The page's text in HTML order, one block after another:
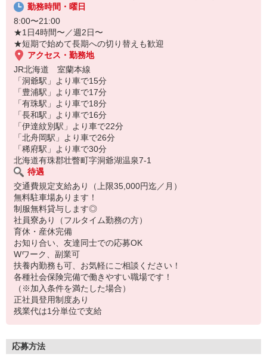
将来を見据えた働き方が叶います◎
勤務時間・曜日
8:00〜21:00
★1日4時間〜／週2日〜
★短期で始めて長期への切り替えも歓迎
アクセス・勤務地
JR北海道 室蘭本線
「洞爺駅」より車で15分
「豊浦駅」より車で17分
「有珠駅」より車で18分
「長和駅」より車で16分
「伊達紋別駅」より車で22分
「北舟岡駅」より車で26分
「稀府駅」より車で30分
北海道有珠郡壮瞥町字洞爺湖温泉7-1
待遇
交通費規定支給あり（上限35,000円迄／月）
無料駐車場あります！
制服無料貸与します◎
社員寮あり（フルタイム勤務の方）
育休・産休完備
お知り合い、友達同士での応募OK
Wワーク、副業可
扶養内勤務も可、お気軽にご相談ください！
各種社会保険完備で働きやすい職場です！
（※加入条件を満たした場合）
正社員登用制度あり
残業代は1分単位で支給
応募方法